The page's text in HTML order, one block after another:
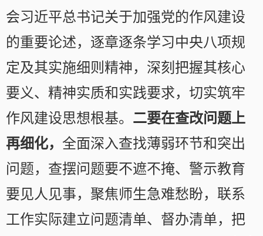
会习近平总书记关于加强党的作风建设
的重要论述，逐章逐条学习中央八项规
定及其实施细则精神，深刻把握其核心
要义、精神实质和实践要求，切实筑牢
作风建设思想根基。 二要在查改问题上
再细化， 全面深入查找薄弱环节和突出
问题，查摆问题要不遮不掩、警示教育
要见人见事，聚焦师生急难愁盼，联系
工作实际建立问题清单、督办清单，把